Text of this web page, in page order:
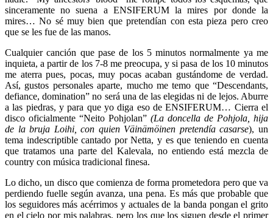
sinceramente no suena a ENSIFERUM la mires por donde la
mires… No sé muy bien que pretendían con esta pieza pero creo
que se les fue de las manos.
Cualquier canción que pase de los 5 minutos normalmente ya me
inquieta, a partir de los 7-8 me preocupa, y si pasa de los 10 minutos
me aterra pues, pocas, muy pocas acaban gustándome de verdad.
Así, gustos personales aparte, mucho me temo que “Descendants,
defiance, domination” no será una de las elegidas ni de lejos. Aburre
a las piedras, y para que yo diga eso de ENSIFERUM… Cierra el
disco oficialmente “Neito Pohjolan” (La doncella de Pohjola, hija
de la bruja Loihi, con quien Väinämöinen pretendía casarse), un
tema indescriptible cantado por Netta, y es que teniendo en cuenta
que tratamos una parte del Kalevala, no entiendo está mezcla de
country con música tradicional finesa.
Lo dicho, un disco que comienza de forma prometedora pero que va
perdiendo fuelle según avanza, una pena. Es más que probable que
los seguidores más acérrimos y actuales de la banda pongan el grito
en el cielo por mis palabras, pero los que los siguen desde el primer